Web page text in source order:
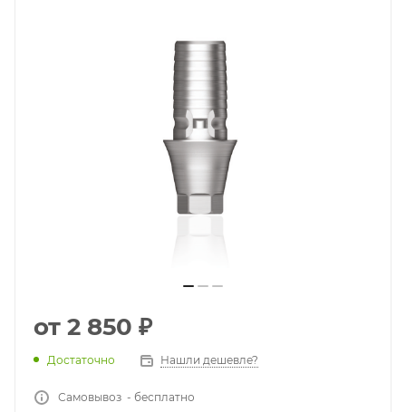
от 2 850 ₽
Достаточно Нашли дешевле?
Самовывоз - бесплатно